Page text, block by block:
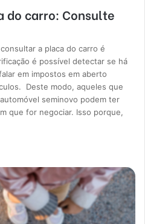
do carro: Consulte
a placa do carro é
é possível detectar se há
em impostos em aberto
Deste modo, aqueles que
seminovo podem ter
que for negociar. Isso porque,